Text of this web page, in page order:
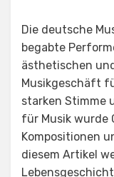
Die deutsche
begabte
ästhetischen
Musikgeschäft
starken Stimme
für Musik wurde
Kompositionen
diesem Artikel